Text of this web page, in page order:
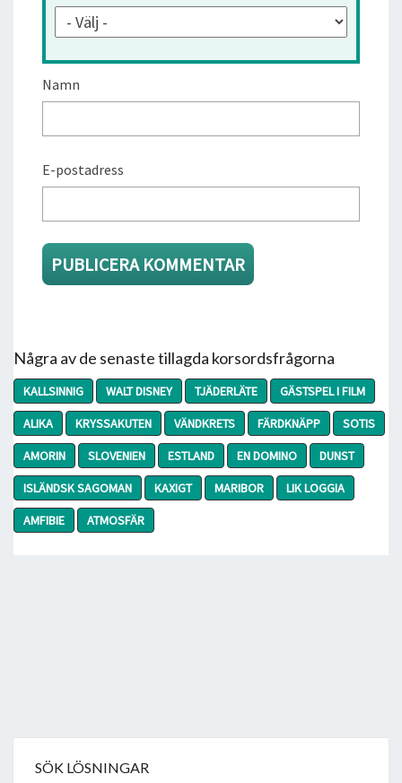
Namn
E-postadress
Några av de senaste tillagda korsordsfrågorna
KALLSINNIG WALT DISNEY TJÄDERLÄTE
GÄSTSPEL I FILM
ALIKA
KRYSSAKUTEN VÄNDKRETS FÄRDKNÄPP
SOTIS
AMORIN
SLOVENIEN ESTLAND EN DOMINO
DUNST
ISLÄNDSK SAGOMAN
KAXIGT MARIBOR
LIK LOGGIA
AMFIBIE
ATMOSFÄR
SÖK LÖSNINGAR